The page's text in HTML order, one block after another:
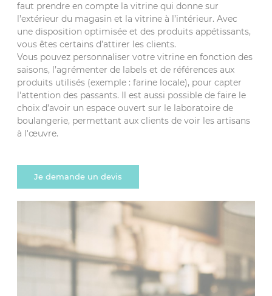
faut prendre en compte la vitrine qui donne sur
l’extérieur du magasin et la vitrine à l’intérieur. Avec
une disposition optimisée et des produits appétissants,
vous êtes certains d’attirer les clients.
Vous pouvez personnaliser votre vitrine en fonction des
saisons, l’agrémenter de labels et de références aux
produits utilisés (exemple : farine locale), pour capter
l'attention des passants. Il est aussi possible de faire le
choix d’avoir un espace ouvert sur le laboratoire de
boulangerie, permettant aux clients de voir les artisans
à l'œuvre.
Je demande un devis